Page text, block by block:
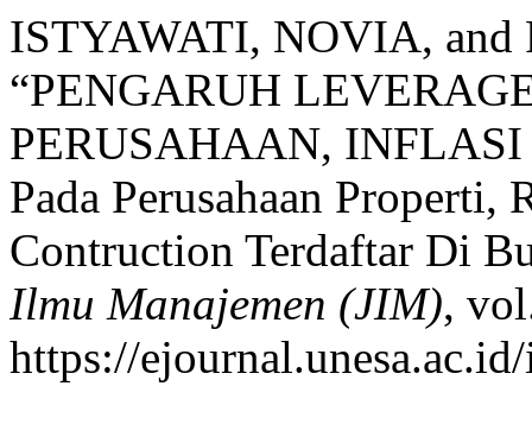
ISTYAWATI, NOVIA,
“PENGARUH
PERUSAHAAN,
Pada Perusahaan Properti,
Contruction Terdaftar Di
Ilmu Manajemen (JIM),
https://